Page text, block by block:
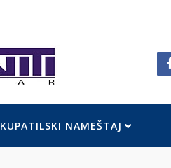
KUPATILSKI NAMEŠTAJ